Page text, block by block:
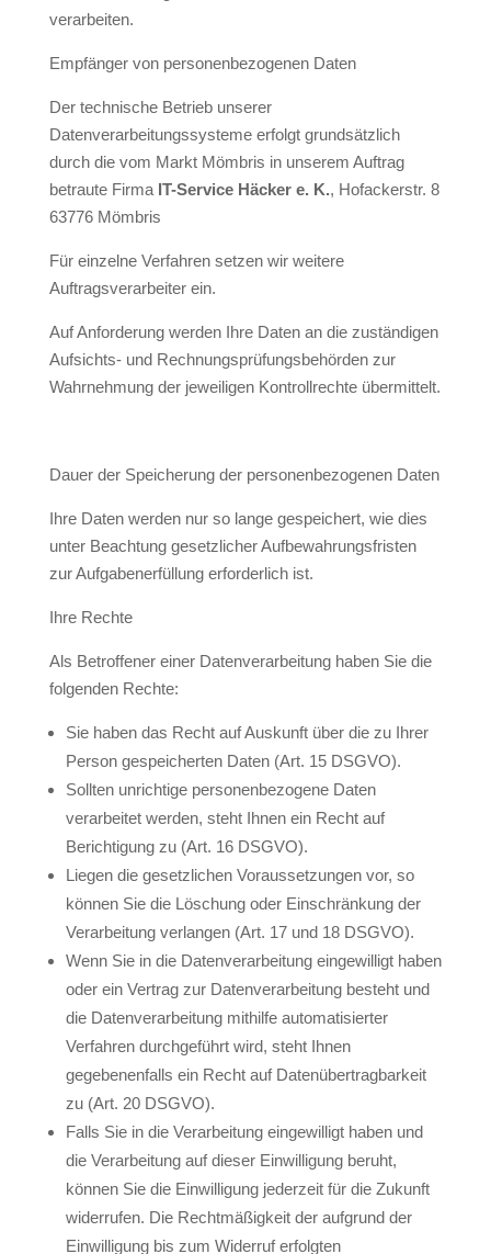
verarbeiten.
Empfänger von personenbezogenen Daten
Der technische Betrieb unserer
Datenverarbeitungssysteme erfolgt grundsätzlich
durch die vom Markt Mömbris in unserem Auftrag
betraute Firma IT-Service Häcker e. K., Hofackerstr. 8
63776 Mömbris
Für einzelne Verfahren setzen wir weitere
Auftragsverarbeiter ein.
Auf Anforderung werden Ihre Daten an die zuständigen
Aufsichts- und Rechnungsprüfungsbehörden zur
Wahrnehmung der jeweiligen Kontrollrechte übermittelt.
Dauer der Speicherung der personenbezogenen Daten
Ihre Daten werden nur so lange gespeichert, wie dies
unter Beachtung gesetzlicher Aufbewahrungsfristen
zur Aufgabenerfüllung erforderlich ist.
Ihre Rechte
Als Betroffener einer Datenverarbeitung haben Sie die
folgenden Rechte:
Sie haben das Recht auf Auskunft über die zu Ihrer
Person gespeicherten Daten (Art. 15 DSGVO).
Sollten unrichtige personenbezogene Daten
verarbeitet werden, steht Ihnen ein Recht auf
Berichtigung zu (Art. 16 DSGVO).
Liegen die gesetzlichen Voraussetzungen vor, so
können Sie die Löschung oder Einschränkung der
Verarbeitung verlangen (Art. 17 und 18 DSGVO).
Wenn Sie in die Datenverarbeitung eingewilligt haben
oder ein Vertrag zur Datenverarbeitung besteht und
die Datenverarbeitung mithilfe automatisierter
Verfahren durchgeführt wird, steht Ihnen
gegebenenfalls ein Recht auf Datenübertragbarkeit
zu (Art. 20 DSGVO).
Falls Sie in die Verarbeitung eingewilligt haben und
die Verarbeitung auf dieser Einwilligung beruht,
können Sie die Einwilligung jederzeit für die Zukunft
widerrufen. Die Rechtmäßigkeit der aufgrund der
Einwilligung bis zum Widerruf erfolgten